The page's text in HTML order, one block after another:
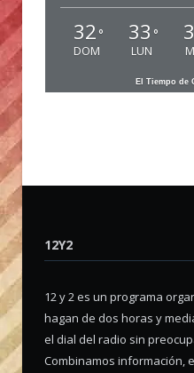
32 °
DOM
33 °
LUN
El Tiempo de
12Y2
12 y 2 es un programa
hagan de dos horas y
el dial del radio sin
Combinamos información,